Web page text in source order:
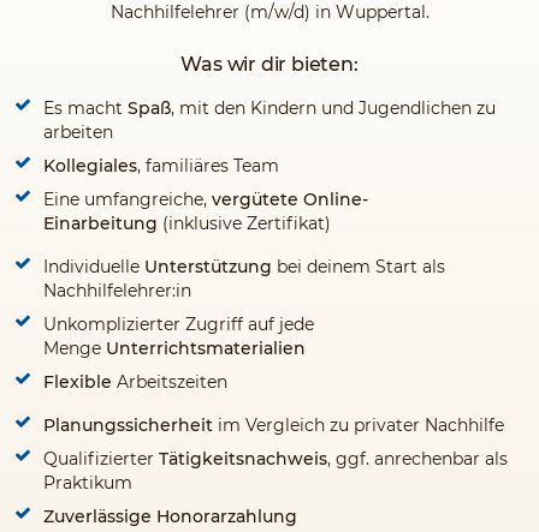
Nachhilfelehrer (m/w/d) in Wuppertal.
Was wir dir bieten:
Es macht Spaß, mit den Kindern und Jugendlichen zu
arbeiten
Kollegiales, familiäres Team
Eine umfangreiche, vergütete Online-
Einarbeitung (inklusive Zertifikat)
Individuelle Unterstützung bei deinem Start als
Nachhilfelehrer:in
Unkomplizierter Zugriff auf jede
Menge Unterrichtsmaterialien
Flexible Arbeitszeiten
Planungssicherheit im Vergleich zu privater Nachhilfe
Qualifizierter Tätigkeitsnachweis, ggf. anrechenbar als
Praktikum
Zuverlässige Honorarzahlung